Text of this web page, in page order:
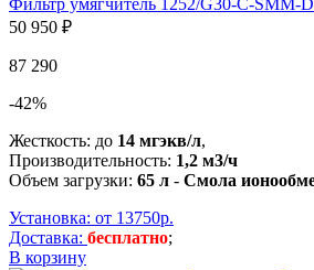
Фильтр умягчитель 1252/G30-С-SMM-
50 950 ₽
87 290
-42%
Жесткость: до 14 мгэкв/л,
Производительность: 1,2 м3/ч
Объем загрузки: 65 л - Смола
Установка: от 13750р.
Доставка: бесплатно;
В корзину